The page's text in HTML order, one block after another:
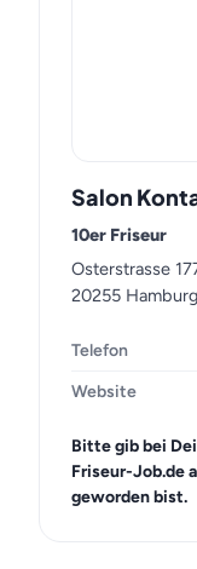
Salon
10er Friseur
Osterstrasse
20255
Telefon
Website
Bitte gib bei
Friseur-Job.de
geworden bist.